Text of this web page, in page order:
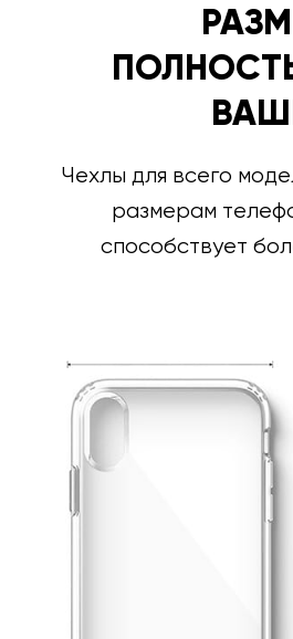
Чехлы для всего
размерам
способствует